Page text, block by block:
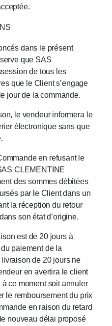
dans le présent
que SAS
de tous les
que le Client s’engage
jour de la commande.
le vendeur informera le
électronique sans que
en refusant le
CLEMENTINE
des sommes débitées
par le Client dans un
la réception du retour
son état d’origine.
est de 20 jours à
paiement de la
de 20 jours ne
en avertira le client
ce moment soit annuler
le remboursement du prix
en raison du retard
nouveau délai proposé